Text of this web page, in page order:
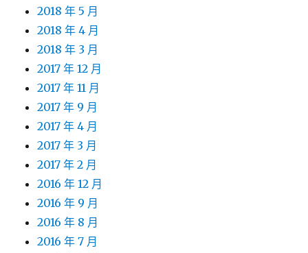
2018 年 5 月
2018 年 4 月
2018 年 3 月
2017 年 12 月
2017 年 11 月
2017 年 9 月
2017 年 4 月
2017 年 3 月
2017 年 2 月
2016 年 12 月
2016 年 9 月
2016 年 8 月
2016 年 7 月